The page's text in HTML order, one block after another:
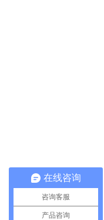
在线咨询
咨询客服
产品咨询